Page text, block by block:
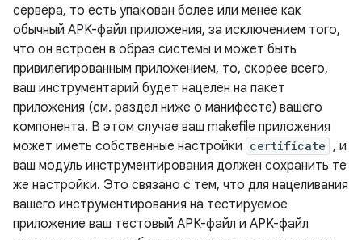
сервера, то есть упакован более или менее как
обычный APK-файл приложения, за исключением того,
что он встроен в образ системы и может быть
привилегированным приложением, то, скорее всего,
ваш инструментарий будет нацелен на пакет
приложения (см. раздел ниже о манифесте) вашего
компонента. В этом случае ваш makefile приложения
может иметь собственные настройки certificate , и
ваш модуль инструментирования должен сохранить те
же настройки. Это связано с тем, что для нацеливания
вашего инструментирования на тестируемое
приложение ваш тестовый APK-файл и APK-файл